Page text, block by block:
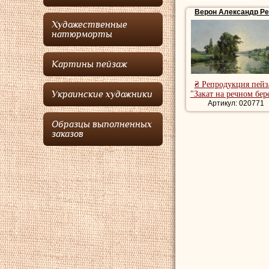
Художественные
натюрморты
Картины пейзаж
Украинские художники
Образцы выполненных
заказов
Хотя Верон был
напоминает картины
творчество, что
работ запечатлели
Верон провел
использованием
Картины пейзажи
Верон Александр
₴ Репродукция
"Закат на речном
Артикул: 020771